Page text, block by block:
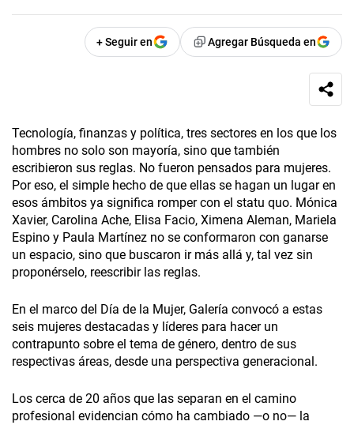
+ Seguir en Agregar Búsqueda en
Tecnología, finanzas y política, tres sectores en los que los
hombres no solo son mayoría, sino que también
escribieron sus reglas. No fueron pensados para mujeres.
Por eso, el simple hecho de que ellas se hagan un lugar en
esos ámbitos ya significa romper con el statu quo. Mónica
Xavier, Carolina Ache, Elisa Facio, Ximena Aleman, Mariela
Espino y Paula Martínez no se conformaron con ganarse
un espacio, sino que buscaron ir más allá y, tal vez sin
proponérselo, reescribir las reglas.
En el marco del Día de la Mujer, Galería convocó a estas
seis mujeres destacadas y líderes para hacer un
contrapunto sobre el tema de género, dentro de sus
respectivas áreas, desde una perspectiva generacional.
Los cerca de 20 años que las separan en el camino
profesional evidencian cómo ha cambiado —o no— la